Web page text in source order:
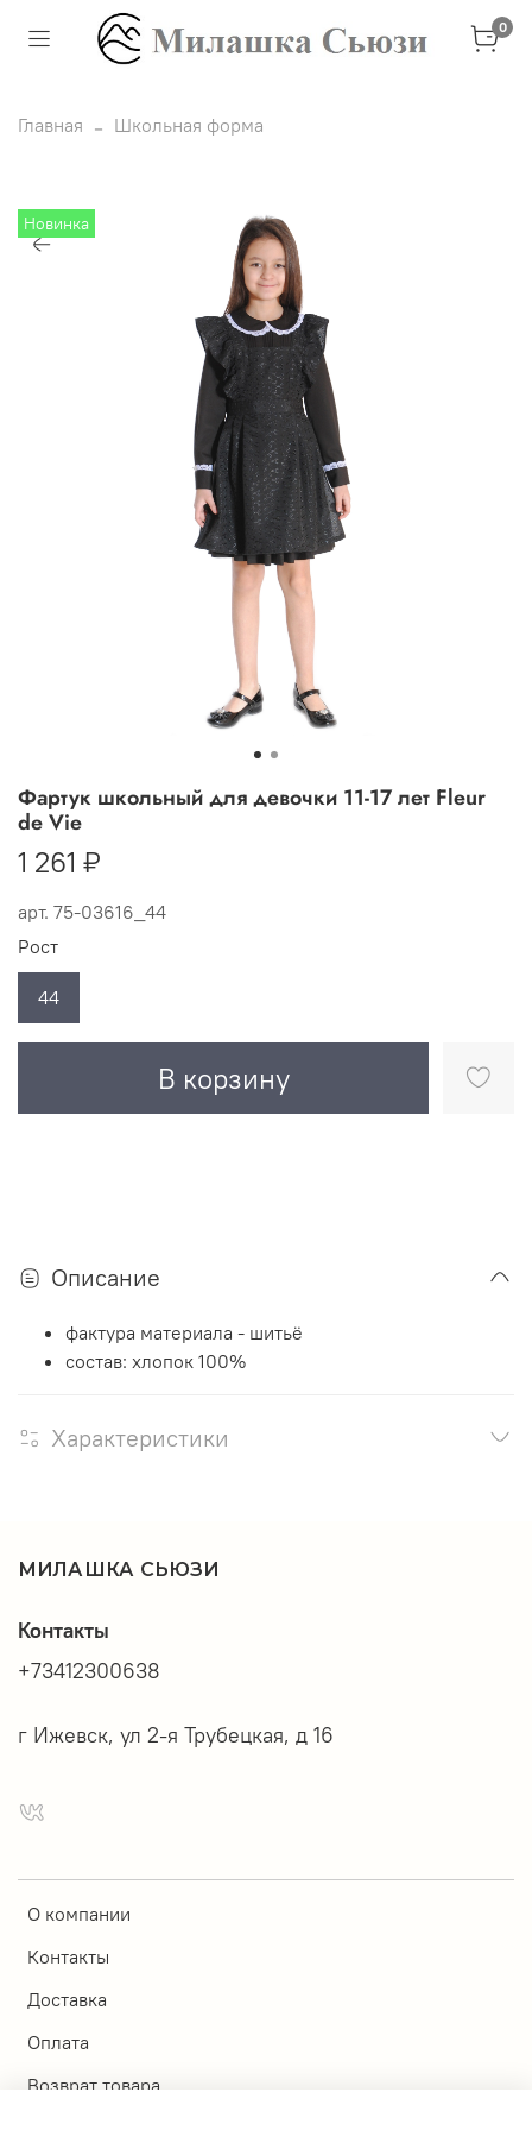
0
Главная Школьная форма
Новинка
арт. 75-03616_44
Фартук школьный для девочки 11-17 лет Fleur
de Vie
1 261 ₽
В корзину
Рост
44
Описание
фактура материала - шитьё
состав: хлопок 100%
Характеристики
МИЛАШКА СЬЮЗИ
О компании
Контакты
Доставка
Оплата
Возврат товара
Контакты
+73412300638
г Ижевск, ул 2-я Трубецкая, д 16